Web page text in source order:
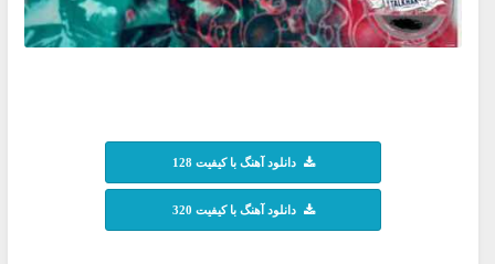
دانلود آهنگ با کیفیت 128
دانلود آهنگ با کیفیت 320